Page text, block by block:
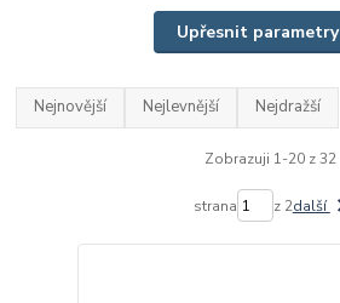
Upřesnit parametry
Nejnovější Nejlevnější Nejdražší
Zobrazuji 1-20 z 32
strana z 2další